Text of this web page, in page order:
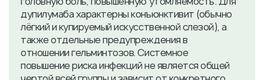
дупилумаба характерны конъюнктивит (обычно
лёгкий и купируемый искусственной слезой), а
также отдельные предупреждения в
отношении гельминтозов. Системное
повышение риска инфекций не является общей